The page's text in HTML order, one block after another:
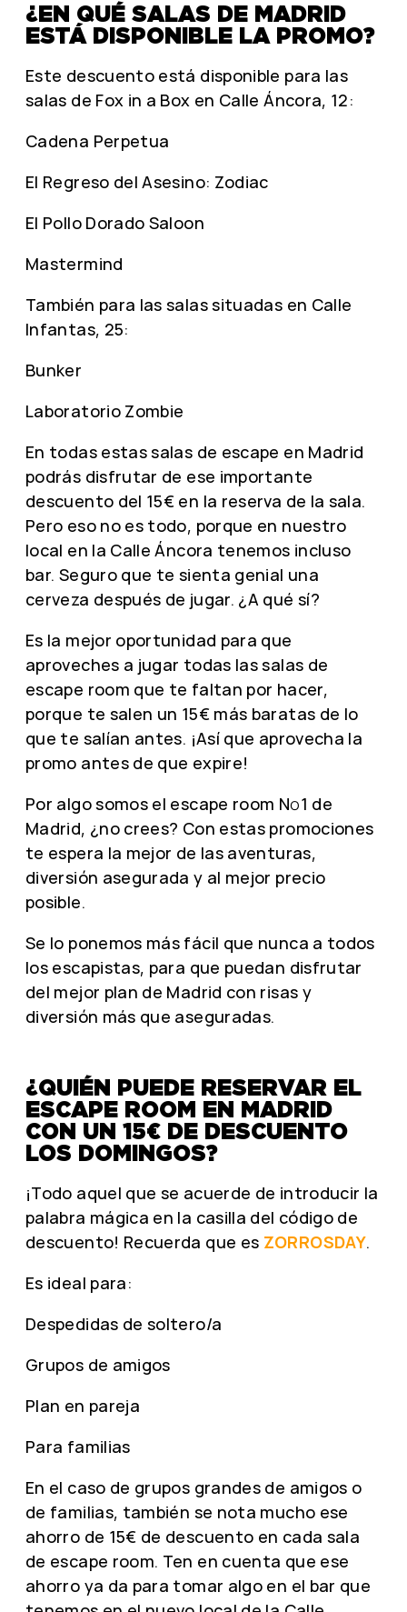
¿EN QUÉ SALAS DE MADRID
ESTÁ DISPONIBLE LA PROMO?
Este descuento está disponible para las
salas de Fox in a Box en Calle Áncora, 12:
Cadena Perpetua
El Regreso del Asesino: Zodiac
El Pollo Dorado Saloon
Mastermind
También para las salas situadas en Calle
Infantas, 25:
Bunker
Laboratorio Zombie
En todas estas salas de escape en Madrid
podrás disfrutar de ese importante
descuento del 15€ en la reserva de la sala.
Pero eso no es todo, porque en nuestro
local en la Calle Áncora tenemos incluso
bar. Seguro que te sienta genial una
cerveza después de jugar. ¿A qué sí?
Es la mejor oportunidad para que
aproveches a jugar todas las salas de
escape room que te faltan por hacer,
porque te salen un 15€ más baratas de lo
que te salían antes. ¡Así que aprovecha la
promo antes de que expire!
Por algo somos el escape room Nº1 de
Madrid, ¿no crees? Con estas promociones
te espera la mejor de las aventuras,
diversión asegurada y al mejor precio
posible.
Se lo ponemos más fácil que nunca a todos
los escapistas, para que puedan disfrutar
del mejor plan de Madrid con risas y
diversión más que aseguradas.
¿QUIÉN PUEDE RESERVAR EL
ESCAPE ROOM EN MADRID
CON UN 15€ DE DESCUENTO
LOS DOMINGOS?
¡Todo aquel que se acuerde de introducir la
palabra mágica en la casilla del código de
descuento! Recuerda que es ZORROSDAY.
Es ideal para:
Despedidas de soltero/a
Grupos de amigos
Plan en pareja
Para familias
En el caso de grupos grandes de amigos o
de familias, también se nota mucho ese
ahorro de 15€ de descuento en cada sala
de escape room. Ten en cuenta que ese
ahorro ya da para tomar algo en el bar que